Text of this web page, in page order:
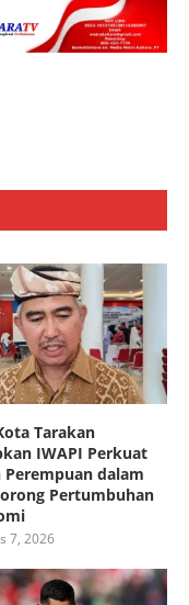
Tarakan
IWAPI Perkuat
Perempuan dalam
Pertumbuhan
7, 2026